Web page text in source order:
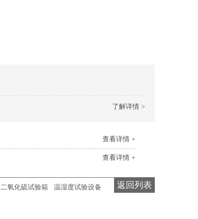
了解详情 >
查看详情 +
查看详情 +
返回列表
二氧化硫试验箱 温湿度试验设备